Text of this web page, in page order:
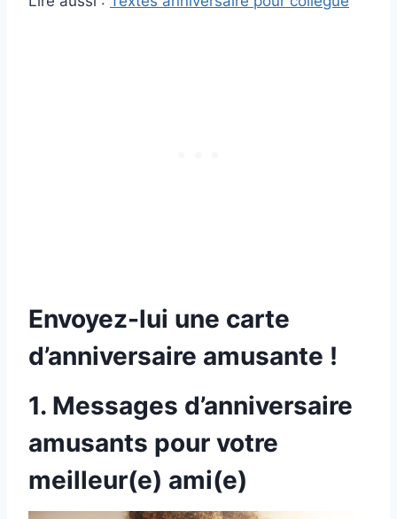
Envoyez-lui une carte
d’anniversaire amusante !
1. Messages d’anniversaire
amusants pour votre
meilleur(e) ami(e)